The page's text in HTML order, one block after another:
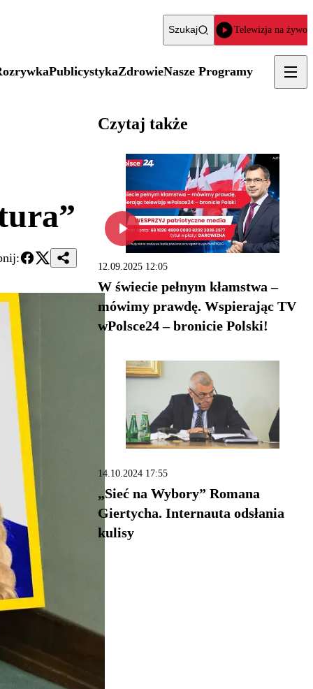
Szukaj Telewizja na żywo
PublicystykaZdrowieNasze Programy
Czytaj także
12.09.2025 12:05
W świecie pełnym kłamstwa –
mówimy prawdę. Wspierając TV
wPolsce24 – bronicie Polski!
14.10.2024 17:55
„Sieć na Wybory” Romana
Giertycha. Internauta odsłania
kulisy